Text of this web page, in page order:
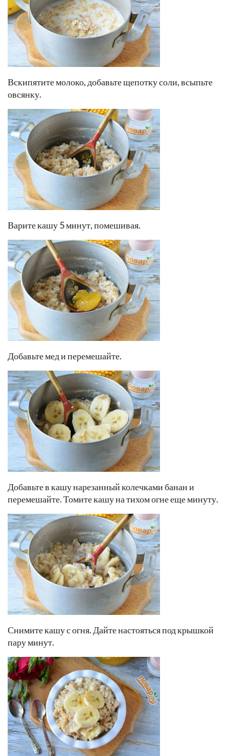
Вскипятите молоко, добавьте щепотку соли, всыпьте
овсянку.
Варите кашу 5 минут, помешивая.
Добавьте мед и перемешайте.
Добавьте в кашу нарезанный колечками банан и
перемешайте. Томите кашу на тихом огне еще минуту.
Снимите кашу с огня. Дайте настояться под крышкой
пару минут.